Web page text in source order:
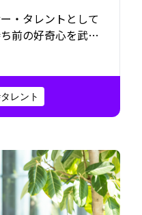
・タレントとして
前の好奇心を武器
葉の力」を大切に
、プライベートで
加にこだわった“わ
の向き合い方か
話を聞いてみた。
レント